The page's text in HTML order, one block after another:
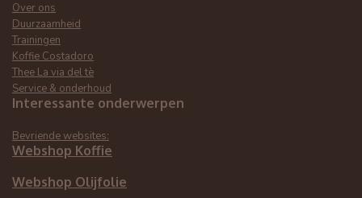
Over ons
Duurzaamheid
Trainingen
Koffie Costadoro
Thee La via del tè
Service & onderhoud
Interessante onderwerpen
Bevriende websites:
Webshop Koffie
Webshop Olijfolie